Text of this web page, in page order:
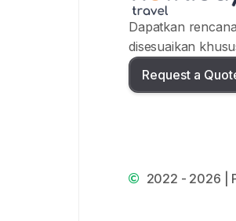
Dapatkan
disesuaikan
Request a
2022 - 2026 |